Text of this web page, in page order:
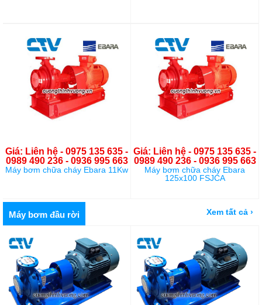
Giá: Liên hệ - 0975 135 635 -
0989 490 236 - 0936 995 663
Máy bơm chữa cháy Ebara 11Kw
Giá: Liên hệ - 0975 135 635 -
0989 490 236 - 0936 995 663
Máy bơm chữa cháy Ebara
125x100 FSJCA
Máy bơm đầu rời Xem tất cả ›